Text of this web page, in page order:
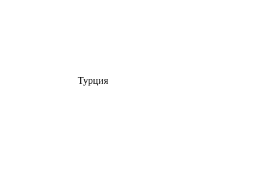
Турция